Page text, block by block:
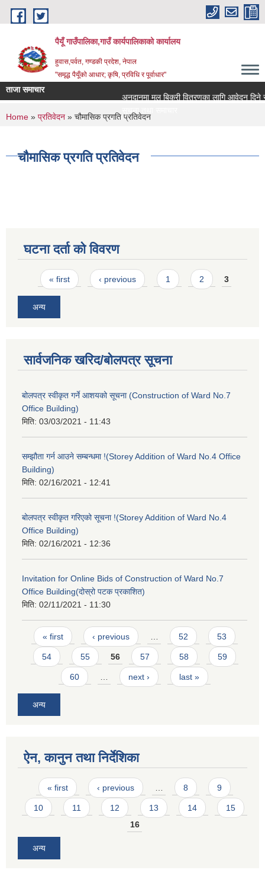
Skip to main content
पैयूँ गाउँपालिका,गाउँ कार्यपालिकाको कार्यालय
हुवास,पर्वत, गण्डकी प्रदेश, नेपाल
"समृद्ध पैयूँको आधार; कृषि, प्रविधि र पूर्वाधार"
ताजा समाचार
अनुदानमा मल बिक्री वितरणका लागि आवेदन दिने
सूचना तथा समाचार
You are here
Home » प्रतिवेदन » चौमासिक प्रगति प्रतिवेदन
चौमासिक प्रगति प्रतिवेदन
घटना दर्ता को विवरण
Pages
« first ‹ previous 1 2 3
अन्य
सार्वजनिक खरिद/बोलपत्र सूचना
बोलपत्र स्वीकृत गर्ने आशयको सूचना (Construction of Ward No.7
Office Building)
मिति: 03/03/2021 - 11:43
सम्झौता गर्न आउने सम्बन्धमा !(Storey Addition of Ward No.4 Office
Building)
मिति: 02/16/2021 - 12:41
बोलपत्र स्वीकृत गरिएको सूचना !(Storey Addition of Ward No.4
Office Building)
मिति: 02/16/2021 - 12:36
Invitation for Online Bids of Construction of Ward No.7
Office Building(दोस्रो पटक प्रकाशित)
मिति: 02/11/2021 - 11:30
Pages
« first ‹ previous … 52 53
54 55 56 57 58 59
60 … next › last »
अन्य
ऐन, कानुन तथा निर्देशिका
Pages
« first ‹ previous 8 9
10 11 12 13 14
15
16
अन्य